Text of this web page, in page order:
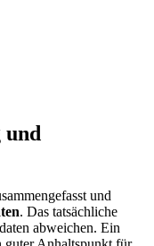
und
und
. Das tatsächliche
abweichen. Ein